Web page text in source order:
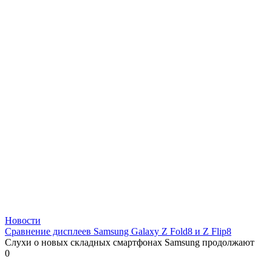
Новости
Сравнение дисплеев Samsung Galaxy Z Fold8 и Z Flip8
Слухи о новых складных смартфонах Samsung продолжают
0